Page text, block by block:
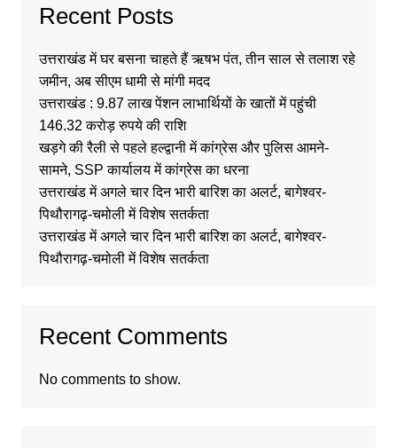
Recent Posts
उत्तराखंड में घर बसना चाहते हैं ऋषभ पंत, तीन साल से तलाश रहे
जमीन, अब सीएम धामी से मांगी मदद
उत्तराखंड : 9.87 लाख पेंशन लाभार्थियों के खातों में पहुंची
146.32 करोड़ रुपये की राशि
खड़गे की रैली से पहले हल्द्वानी में कांग्रेस और पुलिस आमने-
सामने, SSP कार्यालय में कांग्रेस का धरना
उत्तराखंड में अगले चार दिन भारी बारिश का अलर्ट, बागेश्वर-
पिथौरागढ़-चमोली में विशेष सतर्कता
उत्तराखंड में अगले चार दिन भारी बारिश का अलर्ट, बागेश्वर-
पिथौरागढ़-चमोली में विशेष सतर्कता
Recent Comments
No comments to show.